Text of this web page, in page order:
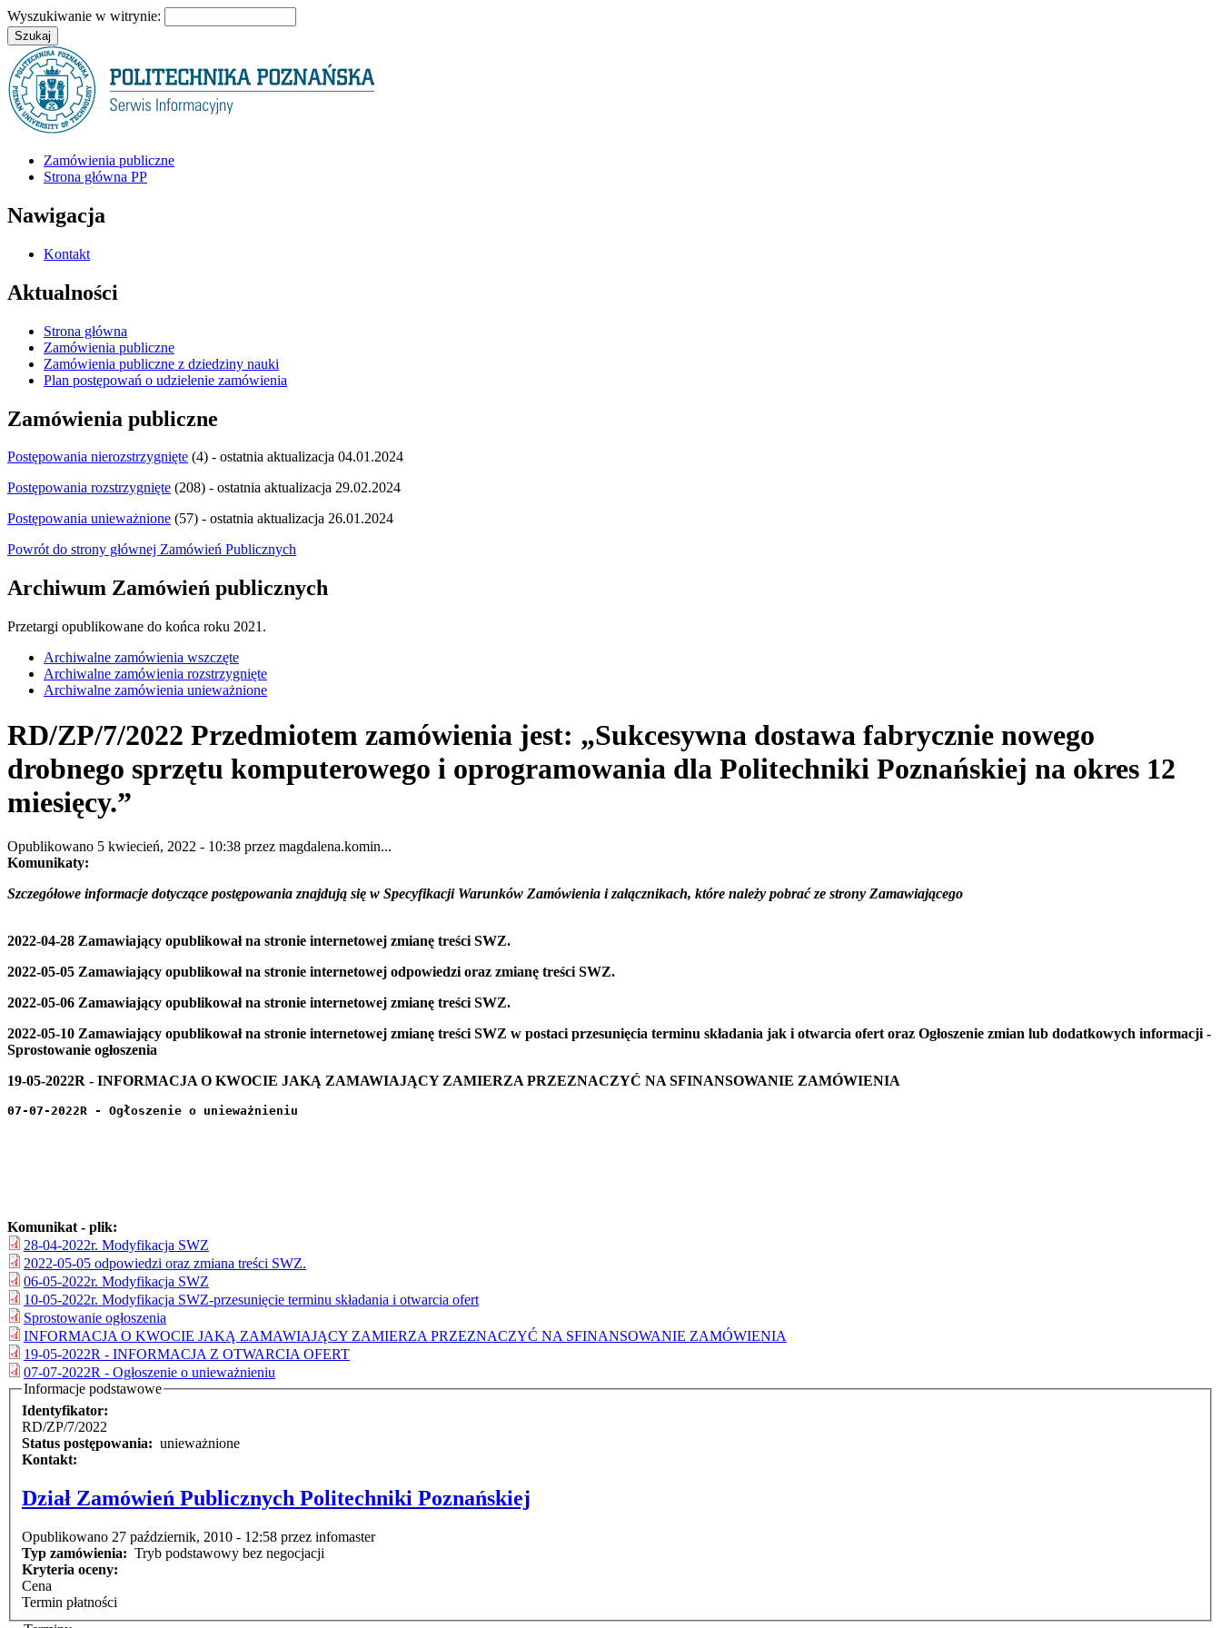
Wyszukiwanie w witrynie:
Zamówienia publiczne
Strona główna PP
Nawigacja
Kontakt
Aktualności
Strona główna
Zamówienia publiczne
Zamówienia publiczne z dziedziny nauki
Plan postępowań o udzielenie zamówienia
Zamówienia publiczne
Postępowania nierozstrzygnięte (4) - ostatnia aktualizacja 04.01.2024
Postępowania rozstrzygnięte (208) - ostatnia aktualizacja 29.02.2024
Postępowania unieważnione (57) - ostatnia aktualizacja 26.01.2024
Powrót do strony głównej Zamówień Publicznych
Archiwum Zamówień publicznych
Przetargi opublikowane do końca roku 2021.
Archiwalne zamówienia wszczęte
Archiwalne zamówienia rozstrzygnięte
Archiwalne zamówienia unieważnione
RD/ZP/7/2022 Przedmiotem zamówienia jest: „Sukcesywna dostawa fabrycznie nowego
drobnego sprzętu komputerowego i oprogramowania dla Politechniki Poznańskiej na okres 12
miesięcy.”
Opublikowano 5 kwiecień, 2022 - 10:38 przez magdalena.komin...
Komunikaty:
Szczegółowe informacje dotyczące postępowania znajdują się w Specyfikacji Warunków Zamówienia i załącznikach, które należy pobrać ze strony Zamawiającego
2022-04-28 Zamawiający opublikował na stronie internetowej zmianę treści SWZ.
2022-05-05 Zamawiający opublikował na stronie internetowej odpowiedzi oraz zmianę treści SWZ.
2022-05-06 Zamawiający opublikował na stronie internetowej zmianę treści SWZ.
2022-05-10 Zamawiający opublikował na stronie internetowej zmianę treści SWZ w postaci przesunięcia terminu składania jak i otwarcia ofert oraz Ogłoszenie zmian lub dodatkowych informacji -
Sprostowanie ogłoszenia
19-05-2022R - INFORMACJA O KWOCIE JAKĄ ZAMAWIAJĄCY ZAMIERZA PRZEZNACZYĆ NA SFINANSOWANIE ZAMÓWIENIA
07-07-2022R - Ogłoszenie o unieważnieniu
Komunikat - plik:
28-04-2022r. Modyfikacja SWZ
2022-05-05 odpowiedzi oraz zmiana treści SWZ.
06-05-2022r. Modyfikacja SWZ
10-05-2022r. Modyfikacja SWZ-przesunięcie terminu składania i otwarcia ofert
Sprostowanie ogłoszenia
INFORMACJA O KWOCIE JAKĄ ZAMAWIAJĄCY ZAMIERZA PRZEZNACZYĆ NA SFINANSOWANIE ZAMÓWIENIA
19-05-2022R - INFORMACJA Z OTWARCIA OFERT
07-07-2022R - Ogłoszenie o unieważnieniu
Informacje podstawowe
Identyfikator:
RD/ZP/7/2022
Status postępowania: unieważnione
Kontakt:
Dział Zamówień Publicznych Politechniki Poznańskiej
Opublikowano 27 październik, 2010 - 12:58 przez infomaster
Typ zamówienia: Tryb podstawowy bez negocjacji
Kryteria oceny:
Cena
Termin płatności